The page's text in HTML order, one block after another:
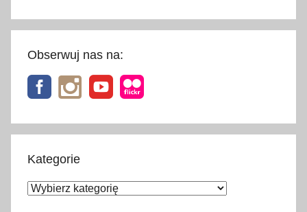
Obserwuj nas na:
Kategorie
Kategorie